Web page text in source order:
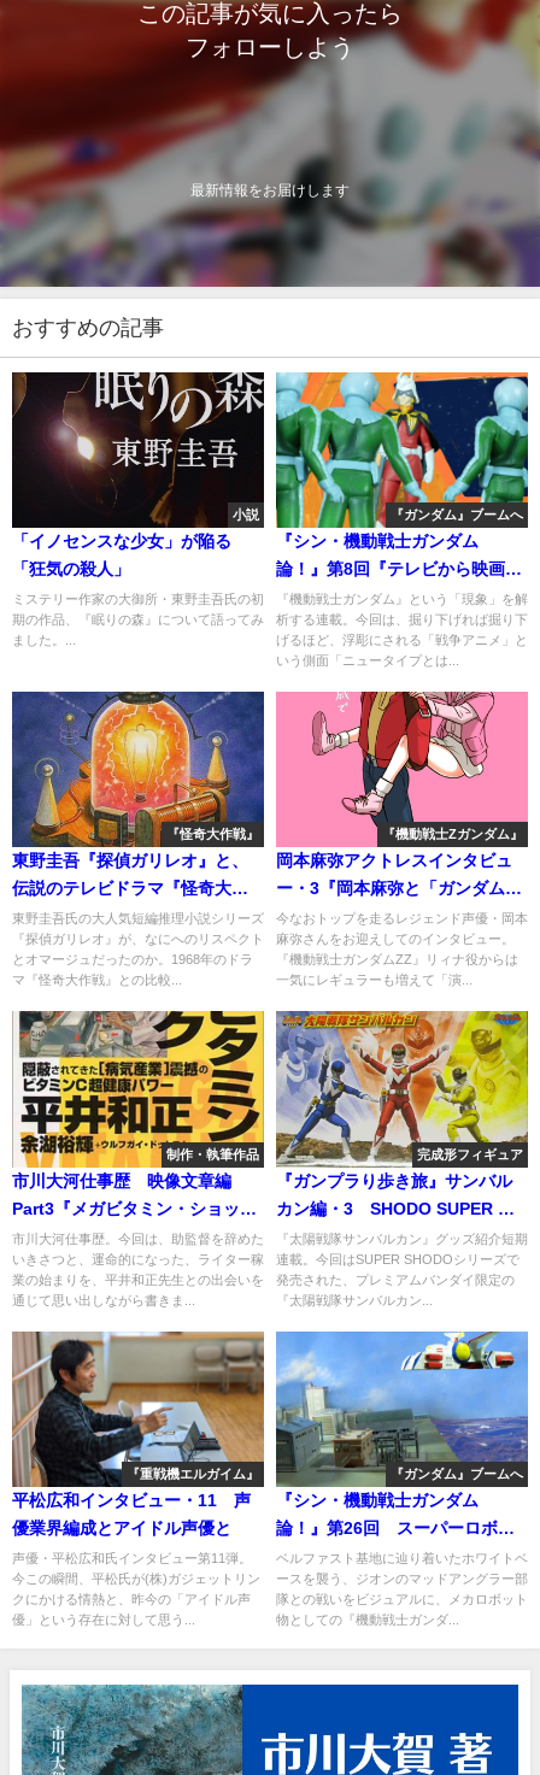
この記事が気に入ったら
フォローしよう
最新情報をお届けします
おすすめの記事
小説
「イノセンスな少女」が陥る
「狂気の殺人」
ミステリー作家の大御所・東野圭吾氏の初
期の作品、『眠りの森』について語ってみ
ました。...
『ガンダム』ブームへ
『シン・機動戦士ガンダム
論！』第8回『テレビから映画版
へと「翔んで」』（後）
『機動戦士ガンダム』という「現象」を解
析する連載。今回は、掘り下げれば掘り下
げるほど、浮彫にされる「戦争アニメ」と
いう側面「ニュータイプとは...
『怪奇大作戦』
東野圭吾『探偵ガリレオ』と、
伝説のテレビドラマ『怪奇大作
戦』
東野圭吾氏の大人気短編推理小説シリーズ
『探偵ガリレオ』が、なにへのリスペクト
とオマージュだったのか。1968年のドラ
マ『怪奇大作戦』との比較...
『機動戦士Zガンダム』
岡本麻弥アクトレスインタビュ
ー・3『岡本麻弥と「ガンダム
ZZ」と女優という道と』
今なおトップを走るレジェンド声優・岡本
麻弥さんをお迎えしてのインタビュー。
『機動戦士ガンダムZZ』リィナ役からは
一気にレギュラーも増えて「演...
制作・執筆作品
市川大河仕事歴 映像文章編
Part3『メガビタミン・ショッ
ク』
市川大河仕事歴。今回は、助監督を辞めた
いきさつと、運命的になった、ライター稼
業の始まりを、平井和正先生との出会いを
通じて思い出しながら書きま...
完成形フィギュア
『ガンプラり歩き旅』サンバル
カン編・3 SHODO SUPER 太
陽戦隊サンバルカン
『太陽戦隊サンバルカン』グッズ紹介短期
連載。今回はSUPER SHODOシリーズで
発売された、プレミアムバンダイ限定の
『太陽戦隊サンバルカン...
『重戦機エルガイム』
平松広和インタビュー・11 声
優業界編成とアイドル声優と
声優・平松広和氏インタビュー第11弾。
今この瞬間、平松氏が(株)ガジェットリン
クにかける情熱と、昨今の「アイドル声
優」という存在に対して思う...
『ガンダム』ブームへ
『シン・機動戦士ガンダム
論！』第26回 スーパーロボッ
トアニメとしてのガンダム・7
ベルファスト基地に辿り着いたホワイトベ
ースを襲う、ジオンのマッドアングラー部
隊との戦いをビジュアルに、メカロボット
物としての『機動戦士ガンダ...